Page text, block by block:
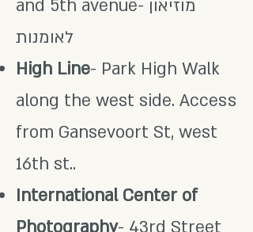
and 5th avenue- מוזיאון
לאומנות
High Line- Park High Walk
along the west side. Access
from Gansevoort St, west
16th st..
International Center of